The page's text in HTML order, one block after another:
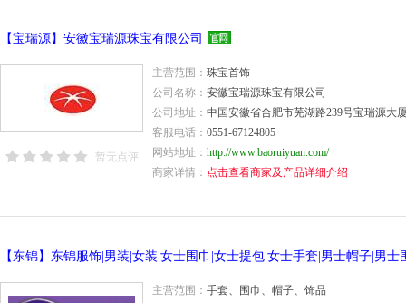
【宝瑞源】安徽宝瑞源珠宝有限公司
暂无点评
主营范围：珠宝首饰
公司名称：安徽宝瑞源珠宝有限公司
公司地址：中国安徽省合肥市芜湖路239号宝瑞源大
客服电话：0551-67124805
网站地址：http://www.baoruiyuan.com/
商家详情： 点击查看商家及产品详细介绍
主营范围：手套、围巾、帽子、饰品